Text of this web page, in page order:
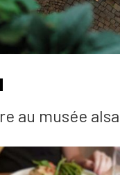
au musée